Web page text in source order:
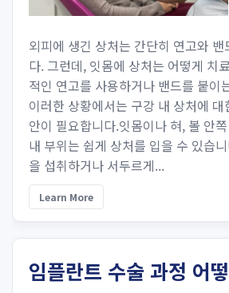
외피에 생긴 상처는 간단히 연고와
다. 그런데, 잇몸에 상처는 어떻게 치
적인 연고를 사용하거나 밴드를 붙이
이러한 상황에서는 구강 내 상처에
안이 필요합니다.잇몸이나 혀, 볼 안
내 부위는 쉽게 상처를 입을 수 있습
을 섭취하거나 서두르게...
Learn More
임플란트 수술 과정 어